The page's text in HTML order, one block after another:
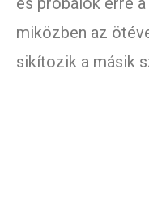
miközben az
sikítozik a másik